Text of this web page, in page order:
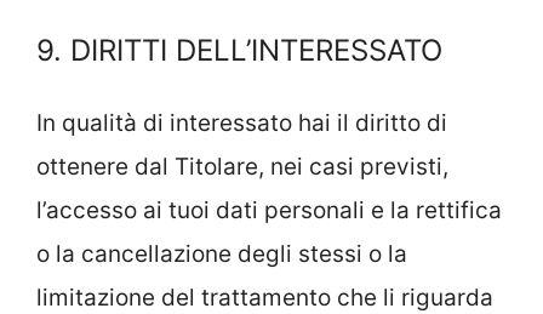
9. DIRITTI DELL’INTERESSATO
In qualità di interessato hai il diritto di
ottenere dal Titolare, nei casi previsti,
l’accesso ai tuoi dati personali e la rettifica
o la cancellazione degli stessi o la
limitazione del trattamento che li riguarda